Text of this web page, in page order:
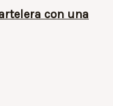
con una